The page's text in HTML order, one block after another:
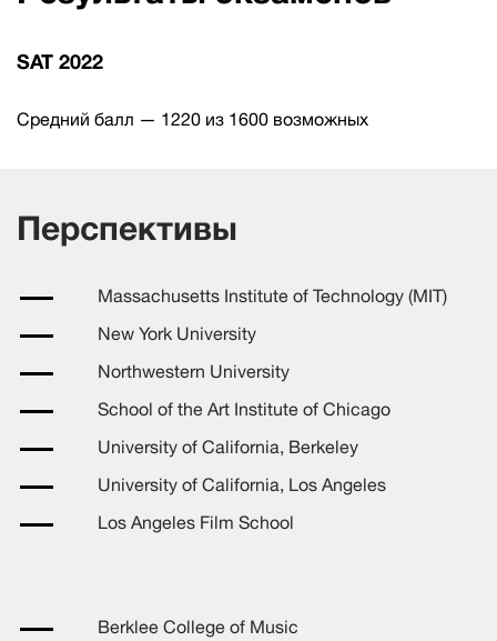
SAT 2022
Средний балл — 1220 из 1600 возможных
Перспективы
Massachusetts Institute of Technology (MIT)
New York University
Northwestern University
School of the Art Institute of Chicago
University of California, Berkeley
University of California, Los Angeles
Los Angeles Film School
Berklee College of Music